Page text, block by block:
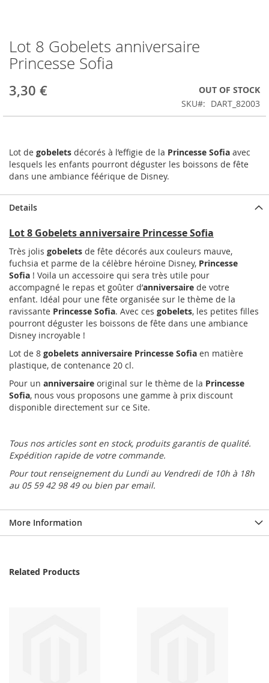
Skip
to
the
of
images
Lot 8 Gobelets anniversaire
Princesse Sofia
3,30 €
OUT OF STOCK
SKU
DART_82003
Lot de gobelets décorés à l’effigie de la Princesse Sofia avec
lesquels les enfants pourront déguster les boissons de fête
dans une ambiance féérique de Disney.
Details
Lot 8 Gobelets anniversaire Princesse Sofia
Très jolis gobelets de fête décorés aux couleurs mauve,
fuchsia et parme de la célèbre héroïne Disney, Princesse
Sofia ! Voila un accessoire qui sera très utile pour
accompagné le repas et goûter d’anniversaire de votre
enfant. Idéal pour une fête organisée sur le thème de la
ravissante Princesse Sofia. Avec ces gobelets, les petites filles
pourront déguster les boissons de fête dans une ambiance
Disney incroyable !
Lot de 8 gobelets anniversaire Princesse Sofia en matière
plastique, de contenance 20 cl.
Pour un anniversaire original sur le thème de la Princesse
Sofia, nous vous proposons une gamme à prix discount
disponible directement sur ce Site.
Tous nos articles sont en stock, produits garantis de qualité.
Expédition rapide de votre commande.
Pour tout renseignement du Lundi au Vendredi de 10h à 18h
au 05 59 42 98 49 ou bien par email.
More Information
Related Products